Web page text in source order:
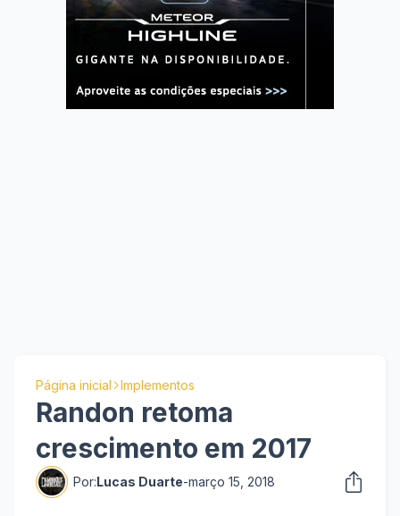
Página inicial Implementos
Randon retoma
crescimento em 2017
Por:Lucas Duarte-março 15, 2018